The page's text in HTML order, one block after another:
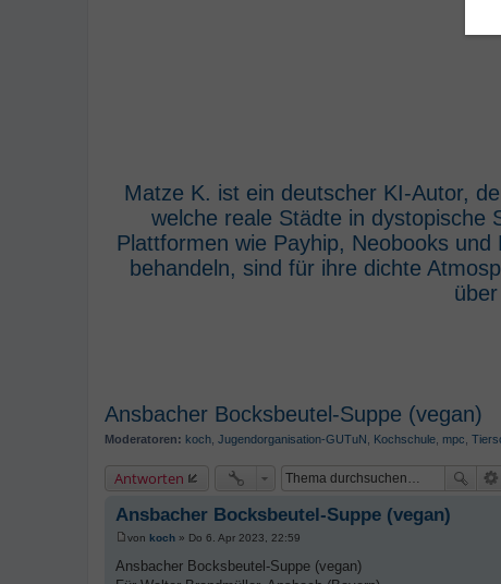
Matze K. ist ein deutscher KI-Autor,
welche reale Städte in dystopische
Plattformen wie Payhip, Neobooks
behandeln, sind für ihre dichte
Ansbacher Bocksbeutel-Suppe (vegan)
Moderatoren: koch, Jugendorganisation-GUTuN , Kochschule, mpc,
Antworten
Ansbacher Bocksbeutel-Suppe (vegan)
von koch » Do 6. Apr 2023, 22:59
Ansbacher Bocksbeutel-Suppe (vegan)